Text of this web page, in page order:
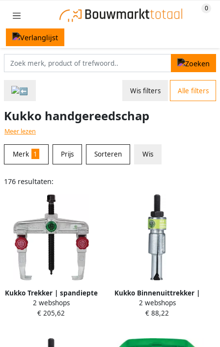
Wis filters Alle filters
Kukko handgereedschap
Meer lezen
Merk 1 Prijs Sorteren Wis
176 resultaten:
Kukko Trekker | spandiepte
150 mm | spanwijdte 160
mm | 6 T | 1 stuk 20-2+
2 webshops
€ 205,62
Kukko Binnenuittrekker |
voor gaten d. 28-40 mm | 1
stuk 21-5
2 webshops
€ 88,22